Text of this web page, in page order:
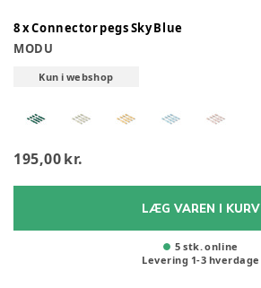
8 x Connector pegs Sky Blue
MODU
Kun i webshop
195,00 kr.
LÆG VAREN I KURV
5 stk. online
Levering 1-3 hverdage